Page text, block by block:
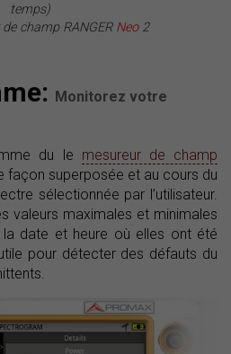
temps)
champ RANGER Neo2
Monitorez votre
du le mesureur de champ
façon superposée et au cours du
sélectionnée par l’utilisateur.
valeurs maximales et minimales
date et heure où elles ont été
pour détecter des défauts du